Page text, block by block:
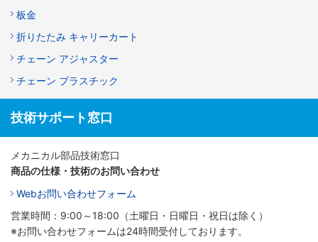
板金
折りたたみ キャリーカート
チェーン アジャスター
チェーン プラスチック
技術サポート窓口
メカニカル部品技術窓口
商品の仕様・技術のお問い合わせ
Webお問い合わせフォーム
営業時間：9:00～18:00（土曜日・日曜日・祝日は除く）
※お問い合わせフォームは24時間受付しております。